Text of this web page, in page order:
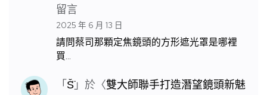
留言
2025 年 6 月 13 日
請問蔡司那顆定焦鏡頭的方形遮光罩是哪裡
買…
「S̆̈」於〈雙大師聯手打造潛望鏡頭新魅